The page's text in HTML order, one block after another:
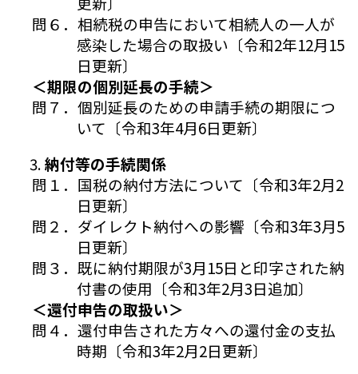
問６．相続税の申告において相続人の一人が
感染した場合の取扱い〔令和2年12月15
日更新〕
＜期限の個別延長の手続＞
問７．個別延長のための申請手続の期限につ
いて〔令和3年4月6日更新〕
納付等の手続関係
問１．国税の納付方法について〔令和3年2月2
日更新〕
問２．ダイレクト納付への影響〔令和3年3月5
日更新〕
問３．既に納付期限が3月15日と印字された納
付書の使用〔令和3年2月3日追加〕
＜還付申告の取扱い＞
問４．還付申告された方々への還付金の支払
時期〔令和3年2月2日更新〕